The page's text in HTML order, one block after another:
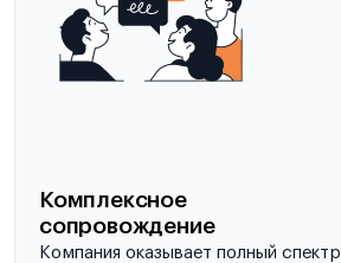
Комплексное
сопровождение
Компания оказывает полный спектр